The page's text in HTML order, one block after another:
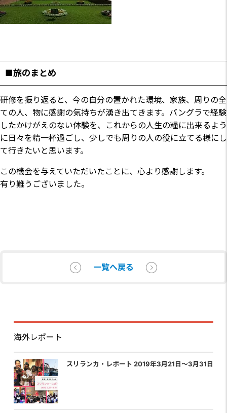
■旅のまとめ
研修を振り返ると、今の自分の置かれた環境、家族、周りの全
ての人、物に感謝の気持ちが湧き出てきます。バングラで経験
したかけがえのない体験を、これからの人生の糧に出来るよう
に日々を精一杯過ごし、少しでも周りの人の役に立てる様にし
て行きたいと思います。
この機会を与えていただいたことに、心より感謝します。
有り難うございました。
一覧へ戻る
海外レポート
スリランカ・レポート 2019年3月21日〜3月31日